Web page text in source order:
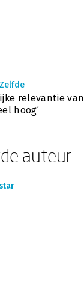
relevantie van
hoog’
auteur